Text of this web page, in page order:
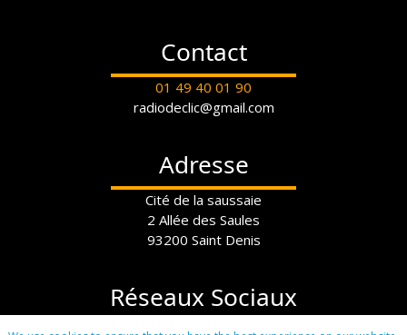
Contact
01 49 40 01 90
radiodeclic@gmail.com
Adresse
Cité de la saussaie
2 Allée des Saules
93200 Saint Denis
Réseaux Sociaux